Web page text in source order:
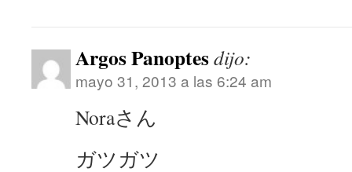
Argos Panoptesdijo:
mayo 31, 2013 a las 6:24 am
Noraさん
ガツガツ